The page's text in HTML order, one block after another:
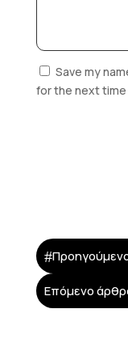
Save my
for the next time
#
Επόμενο